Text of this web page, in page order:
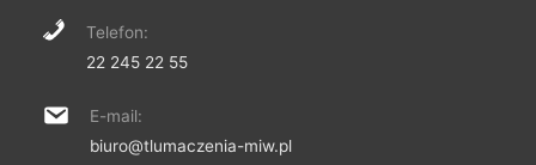
Telefon:
22 245 22 55
E-mail:
biuro@tlumaczenia-miw.pl